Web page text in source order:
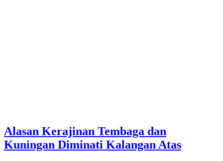
Alasan Kerajinan Tembaga dan
Kuningan Diminati Kalangan Atas